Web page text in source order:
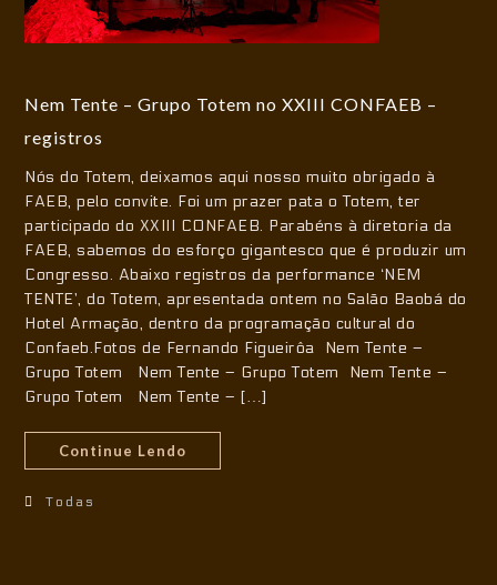
Nem Tente – Grupo Totem no XXIII CONFAEB –
registros
Nós do Totem, deixamos aqui nosso muito obrigado à
FAEB, pelo convite. Foi um prazer pata o Totem, ter
participado do XXIII CONFAEB. Parabéns à diretoria da
FAEB, sabemos do esforço gigantesco que é produzir um
Congresso. Abaixo registros da performance ‘NEM
TENTE’, do Totem, apresentada ontem no Salão Baobá do
Hotel Armação, dentro da programação cultural do
Confaeb.Fotos de Fernando Figueirôa Nem Tente –
Grupo Totem Nem Tente – Grupo Totem Nem Tente –
Grupo Totem Nem Tente – […]
Continue Lendo
Todas